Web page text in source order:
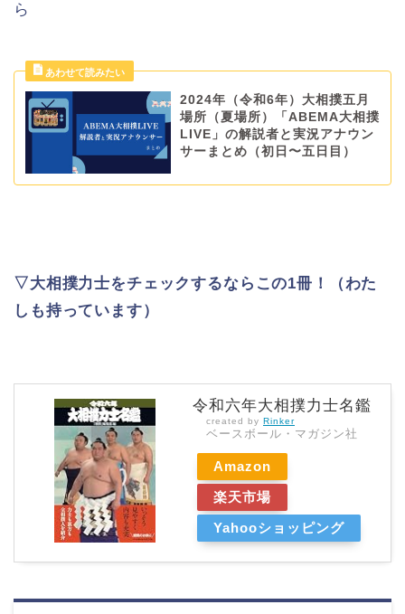
ら
2024年（令和6年）大相撲五月
場所（夏場所）「ABEMA大相撲
LIVE」の解説者と実況アナウン
サーまとめ（初日〜五日目）
▽大相撲力士をチェックするならこの1冊！（わた
しも持っています）
令和六年大相撲力士名鑑
created by Rinker
ベースボール・マガジン社
Amazon
楽天市場
Yahooショッピング